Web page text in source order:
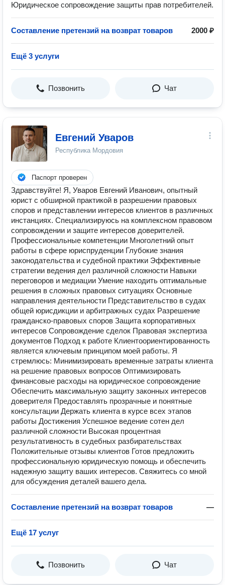
Юридическое сопровождение защиты прав потребителей.
Составление претензий на возврат товаров 2000 ₽
Ещё 3 услуги
Позвонить Чат
Евгений Уваров
Республика Мордовия
Паспорт проверен
Здравствуйте! Я, Уваров Евгений Иванович, опытный
юрист с обширной практикой в разрешении правовых
споров и представлении интересов клиентов в различных
инстанциях. Специализируюсь на комплексном правовом
сопровождении и защите интересов доверителей.
Профессиональные компетенции Многолетний опыт
работы в сфере юриспруденции Глубокие знания
законодательства и судебной практики Эффективные
стратегии ведения дел различной сложности Навыки
переговоров и медиации Умение находить оптимальные
решения в сложных правовых ситуациях Основные
направления деятельности Представительство в судах
общей юрисдикции и арбитражных судах Разрешение
гражданско-правовых споров Защита корпоративных
интересов Сопровождение сделок Правовая экспертиза
документов Подход к работе Клиентоориентированность
является ключевым принципом моей работы. Я
стремлюсь: Минимизировать временные затраты клиента
на решение правовых вопросов Оптимизировать
финансовые расходы на юридическое сопровождение
Обеспечить максимальную защиту законных интересов
доверителя Предоставлять прозрачные и понятные
консультации Держать клиента в курсе всех этапов
работы Достижения Успешное ведение сотен дел
различной сложности Высокая процентная
результативность в судебных разбирательствах
Положительные отзывы клиентов Готов предложить
профессиональную юридическую помощь и обеспечить
надежную защиту ваших интересов. Свяжитесь со мной
для обсуждения деталей вашего дела.
Составление претензий на возврат товаров —
Ещё 17 услуг
Позвонить Чат